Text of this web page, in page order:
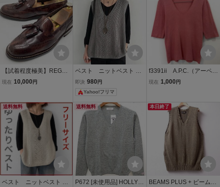
【試着程度極美】REGAL
リーガル ★ V088 タッセ
現在 10,000 円
ベスト ニットベスト サ
マー 赤 グレー 薄手
Vネック 夏 秋 ニット
即決 980 円
Yahoo!フリマ
f3391ii A.P.C.（アーペー
セー） サイズM Vネッ
apan ピンク系 メンズ
現在 1,000 円
送料無料
ベスト ニットベスト サ
送料無料
P672 [未使用品] HOLLYW
本日終了
BEAMS PLUS + ビームス